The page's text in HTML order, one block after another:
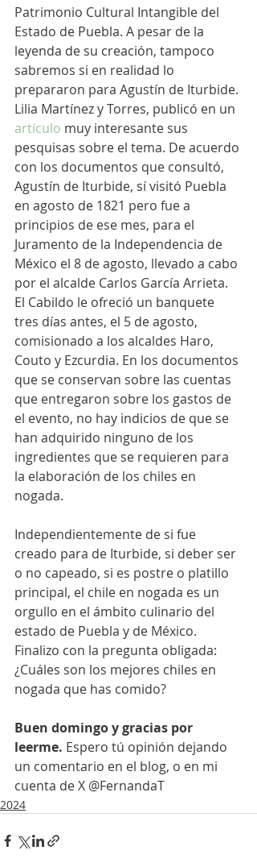
Patrimonio Cultural Intangible del
Estado de Puebla. A pesar de la
leyenda de su creación, tampoco
sabremos si en realidad lo
prepararon para Agustín de Iturbide.
Lilia Martínez y Torres, publicó en un
artículo muy interesante sus
pesquisas sobre el tema. De acuerdo
con los documentos que consultó,
Agustín de Iturbide, sí visitó Puebla
en agosto de 1821 pero fue a
principios de ese mes, para el
Juramento de la Independencia de
México el 8 de agosto, llevado a cabo
por el alcalde Carlos García Arrieta.
El Cabildo le ofreció un banquete
tres días antes, el 5 de agosto,
comisionado a los alcaldes Haro,
Couto y Ezcurdia. En los documentos
que se conservan sobre las cuentas
que entregaron sobre los gastos de
el evento, no hay indicios de que se
han adquirido ninguno de los
ingredientes que se requieren para
la elaboración de los chiles en
nogada.
Independientemente de si fue
creado para de Iturbide, si deber ser
o no capeado, si es postre o platillo
principal, el chile en nogada es un
orgullo en el ámbito culinario del
estado de Puebla y de México.
Finalizo con la pregunta obligada:
¿Cuáles son los mejores chiles en
nogada que has comido?
Buen domingo y gracias por
leerme. Espero tú opinión dejando
un comentario en el blog, o en mi
cuenta de X @FernandaT
2024